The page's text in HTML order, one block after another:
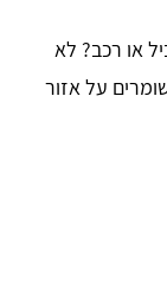
או רכב? לא
על אזור